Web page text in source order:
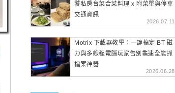
饕私房台菜合菜料理 x 附菜單與停車
交通資訊
2026.07.11
Motrix 下載器教學：一鍵搞定 BT 磁
力與多線程電腦玩家告別龜速全能抓
檔案神器
2026.06.28